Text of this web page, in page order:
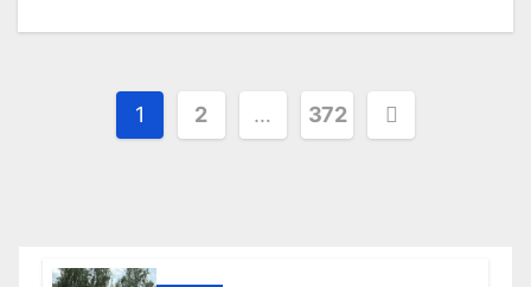
Пагинация
1 2 … 372